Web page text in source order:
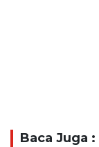
Baca Juga :